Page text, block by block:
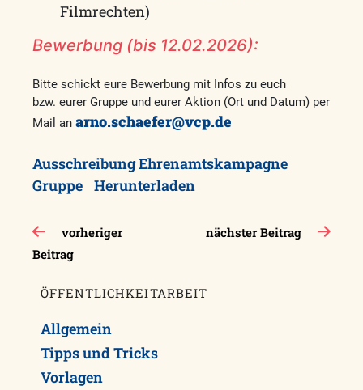
Filmrechten)
Bewerbung (bis 12.02.2026):
Bitte schickt eure Bewerbung mit Infos zu euch
bzw. eurer Gruppe und eurer Aktion (Ort und Datum) per
Mail an arno.schaefer@vcp.de
Ausschreibung Ehrenamtskampagne
Gruppe Herunterladen
Beitragsnavigation
vorheriger
Beitrag
nächster Beitrag
ÖFFENTLICHKEITARBEIT
Allgemein
Tipps und Tricks
Vorlagen